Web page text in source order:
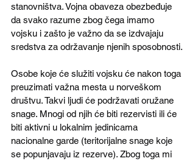
stanovništva. Vojna obaveza obezbeđuje
da svako razume zbog čega imamo
vojsku i zašto je važno da se izdvajaju
sredstva za održavanje njenih sposobnosti.
Osobe koje će služiti vojsku će nakon toga
preuzimati važna mesta u norveškom
društvu. Takvi ljudi će podržavati oružane
snage. Mnogi od njih će biti rezervisti ili će
biti aktivni u lokalnim jedinicama
nacionalne garde (teritorijalne snage koje
se popunjavaju iz rezerve). Zbog toga mi